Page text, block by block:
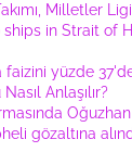
Milletler
in Strait of
faizini yüzde
Anlaşılır?
gözaltına